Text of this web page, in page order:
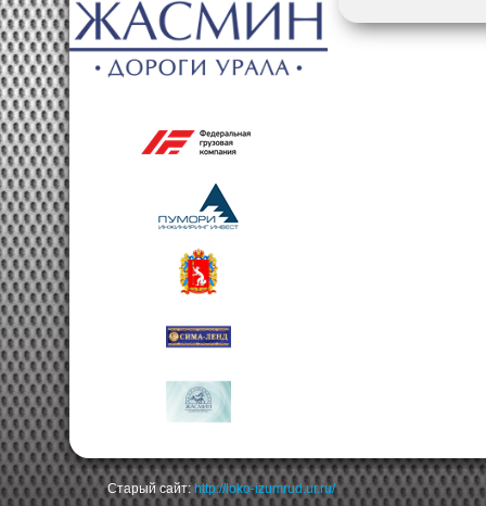
Старый сайт:http://loko-izumrud.ur.ru/